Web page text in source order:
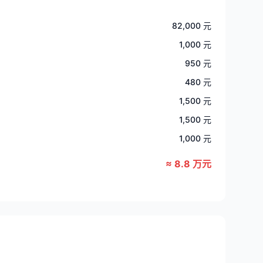
82,000 元
1,000 元
950 元
480 元
1,500 元
1,500 元
1,000 元
≈ 8.8 万元